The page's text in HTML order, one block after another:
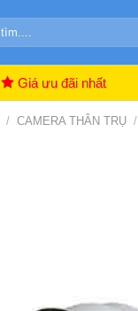
Giá ưu đãi nhất
/ CAMERA THÂN TRỤ /